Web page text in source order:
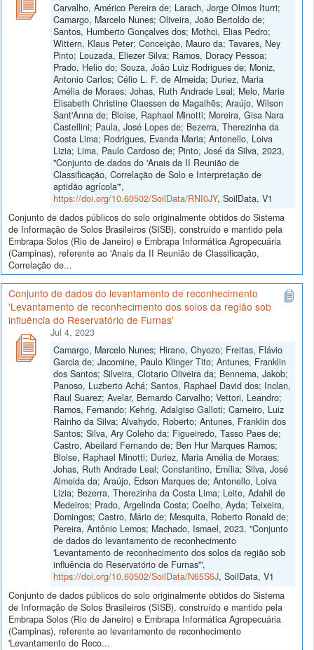
Carvalho, Américo Pereira de; Larach, Jorge Olmos Iturri;
Camargo, Marcelo Nunes; Oliveira, João Bertoldo de;
Santos, Humberto Gonçalves dos; Mothci, Elias Pedro;
Wittern, Klaus Peter; Conceição, Mauro da; Tavares, Ney
Pinto; Louzada, Eliezer Silva; Ramos, Doracy Pessoa;
Prado, Helio do; Souza, João Luiz Rodrigues de; Moniz,
Antonio Carlos; Célio L. F. de Almeida; Duriez, Maria
Amélia de Moraes; Johas, Ruth Andrade Leal; Melo, Marie
Elisabeth Christine Claessen de Magalhẽs; Araújo, Wilson
Sant'Anna de; Bloise, Raphael Minotti; Moreira, Gisa Nara
Castellini; Paula, José Lopes de; Bezerra, Therezinha da
Costa Lima; Rodrigues, Evanda Maria; Antonello, Loiva
Lizia; Lima, Paulo Cardoso de; Pinto, José da Silva, 2023,
"Conjunto de dados do 'Anais da II Reunião de
Classificação, Correlação de Solo e Interpretação de
aptidão agrícola'",
https://doi.org/10.60502/SoilData/RNI0JY, SoilData, V1
Conjunto de dados públicos do solo originalmente obtidos do Sistema
de Informação de Solos Brasileiros (SISB), construído e mantido pela
Embrapa Solos (Rio de Janeiro) e Embrapa Informática Agropecuária
(Campinas), referente ao 'Anais da II Reunião de Classificação,
Correlação de...
Conjunto de dados do levantamento de reconhecimento
'Levantamento de reconhecimento dos solos da região sob
influência do Reservatório de Furnas'
Jul 4, 2023
Camargo, Marcelo Nunes; Hirano, Chyozo; Freitas, Flávio
Garcia de; Jacomine, Paulo Klinger Tito; Antunes, Franklin
dos Santos; Silveira, Clotario Oliveira da; Bennema, Jakob;
Panoso, Luzberto Achá; Santos, Raphael David dos; Inclan,
Raul Suarez; Avelar, Bernardo Carvalho; Vettori, Leandro;
Ramos, Fernando; Kehrig, Adalgiso Galloti; Carneiro, Luiz
Rainho da Silva; Alvahydo, Roberto; Antunes, Franklin dos
Santos; Silva, Ary Coleho da; Figueiredo, Tasso Paes de;
Castro, Abeilard Fernando de; Ben Hur Marques Ramos;
Bloise, Raphael Minotti; Duriez, Maria Amélia de Moraes;
Johas, Ruth Andrade Leal; Constantino, Emília; Silva, José
Almeida da; Araújo, Edson Marques de; Antonello, Loiva
Lizia; Bezerra, Therezinha da Costa Lima; Leite, Adahil de
Medeiros; Prado, Argelinda Costa; Coelho, Ayda; Teixeira,
Domingos; Castro, Mário de; Mesquita, Roberto Ronald de;
Pereira, Antônio Lemos; Machado, Ismael, 2023, "Conjunto
de dados do levantamento de reconhecimento
'Levantamento de reconhecimento dos solos da região sob
influência do Reservatório de Furnas'",
https://doi.org/10.60502/SoilData/N65S5J, SoilData, V1
Conjunto de dados públicos do solo originalmente obtidos do Sistema
de Informação de Solos Brasileiros (SISB), construído e mantido pela
Embrapa Solos (Rio de Janeiro) e Embrapa Informática Agropecuária
(Campinas), referente ao levantamento de reconhecimento
'Levantamento de Reco...